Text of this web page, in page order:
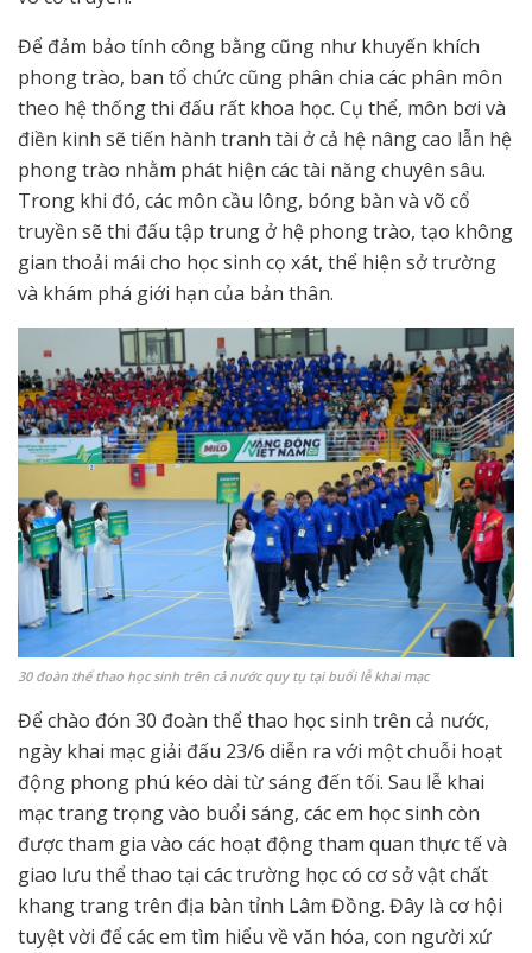
Để đảm bảo tính công bằng cũng như khuyến khích
phong trào, ban tổ chức cũng phân chia các phân môn
theo hệ thống thi đấu rất khoa học. Cụ thể, môn bơi và
điền kinh sẽ tiến hành tranh tài ở cả hệ nâng cao lẫn hệ
phong trào nhằm phát hiện các tài năng chuyên sâu.
Trong khi đó, các môn cầu lông, bóng bàn và võ cổ
truyền sẽ thi đấu tập trung ở hệ phong trào, tạo không
gian thoải mái cho học sinh cọ xát, thể hiện sở trường
và khám phá giới hạn của bản thân.
30 đoàn thể thao học sinh trên cả nước quy tụ tại buổi lễ khai mạc
Để chào đón 30 đoàn thể thao học sinh trên cả nước,
ngày khai mạc giải đấu 23/6 diễn ra với một chuỗi hoạt
động phong phú kéo dài từ sáng đến tối. Sau lễ khai
mạc trang trọng vào buổi sáng, các em học sinh còn
được tham gia vào các hoạt động tham quan thực tế và
giao lưu thể thao tại các trường học có cơ sở vật chất
khang trang trên địa bàn tỉnh Lâm Đồng. Đây là cơ hội
tuyệt vời để các em tìm hiểu về văn hóa, con người xứ